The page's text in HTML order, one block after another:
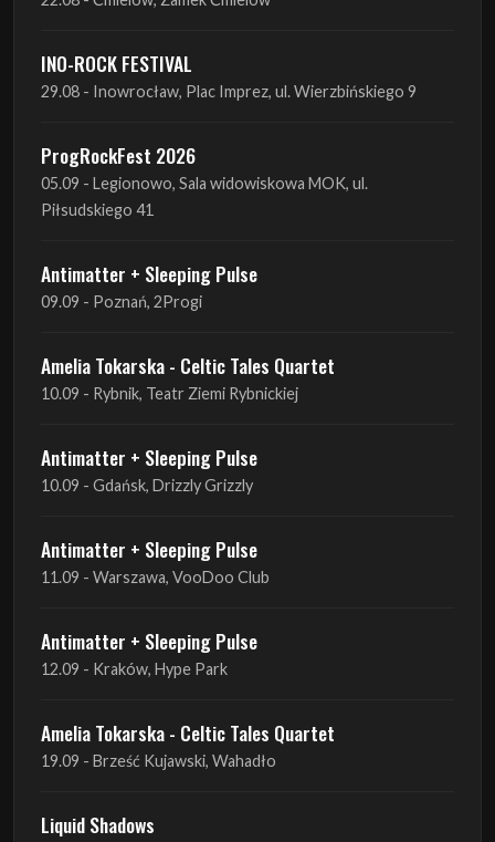
INO-ROCK FESTIVAL
29.08 - Inowrocław, Plac Imprez, ul. Wierzbińskiego 9
ProgRockFest 2026
05.09 - Legionowo, Sala widowiskowa MOK, ul.
Piłsudskiego 41
Antimatter + Sleeping Pulse
09.09 - Poznań, 2Progi
Amelia Tokarska - Celtic Tales Quartet
10.09 - Rybnik, Teatr Ziemi Rybnickiej
Antimatter + Sleeping Pulse
10.09 - Gdańsk, Drizzly Grizzly
Antimatter + Sleeping Pulse
11.09 - Warszawa, VooDoo Club
Antimatter + Sleeping Pulse
12.09 - Kraków, Hype Park
Amelia Tokarska - Celtic Tales Quartet
19.09 - Brześć Kujawski, Wahadło
Liquid Shadows